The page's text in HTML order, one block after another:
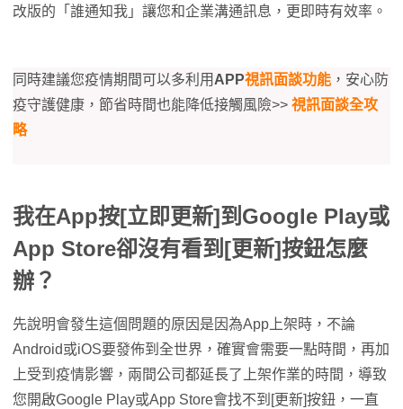
改版的「誰通知我」讓您和企業溝通訊息，更即時有效率。
同時建議您疫情期間可以多利用 APP視訊面談功能 ，安心防
疫守護健康，節省時間也能降低接觸風險>> 視訊面談全攻
略
我在App按[立即更新]到Google Play或
App Store卻沒有看到[更新]按鈕怎麼
辦？
先說明會發生這個問題的原因是因為App上架時，不論
Android或iOS要發佈到全世界，確實會需要一點時間，再加
上受到疫情影響，兩間公司都延長了上架作業的時間，導致
您開啟Google Play或App Store會找不到[更新]按鈕，一直